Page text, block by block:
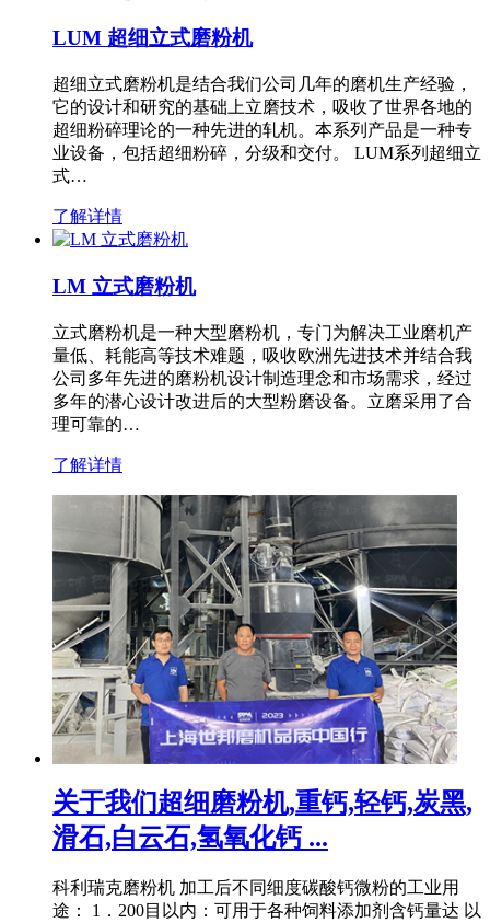
LUM 超细立式磨粉机
超细立式磨粉机是结合我们公司几年的磨机生产经验，
它的设计和研究的基础上立磨技术，吸收了世界各地的
超细粉碎理论的一种先进的轧机。本系列产品是一种专
业设备，包括超细粉碎，分级和交付。 LUM系列超细立
式…
了解详情
LM 立式磨粉机
立式磨粉机是一种大型磨粉机，专门为解决工业磨机产
量低、耗能高等技术难题，吸收欧洲先进技术并结合我
公司多年先进的磨粉机设计制造理念和市场需求，经过
多年的潜心设计改进后的大型粉磨设备。立磨采用了合
理可靠的…
了解详情
关于我们超细磨粉机,重钙,轻钙,炭黑,
滑石,白云石,氢氧化钙 ...
科利瑞克磨粉机 加工后不同细度碳酸钙微粉的工业用
途： 1．200目以内：可用于各种饲料添加剂含钙量达 以